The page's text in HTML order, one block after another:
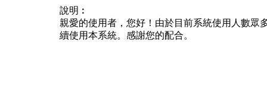
說明︰
親愛的使用者，您好！由於目前系統使用人數眾
續使用本系統。感謝您的配合。